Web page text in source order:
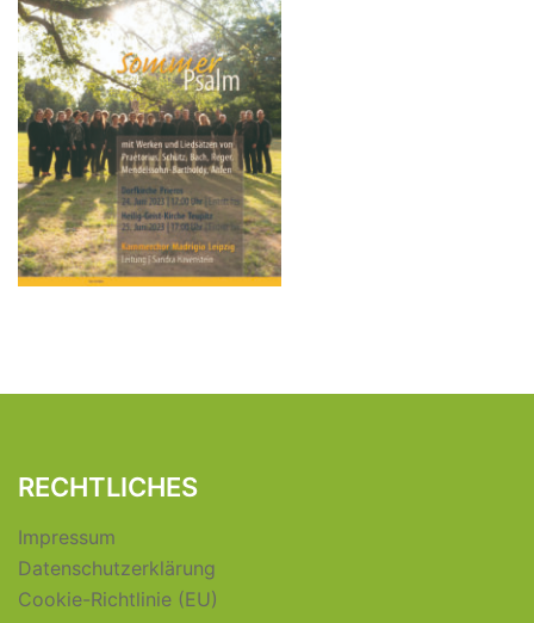
RECHTLICHES
Impressum
Datenschutzerklärung
Cookie-Richtlinie (EU)